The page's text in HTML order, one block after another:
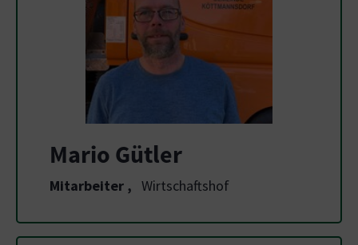
Mario Gütler
Mitarbeiter , Wirtschaftshof